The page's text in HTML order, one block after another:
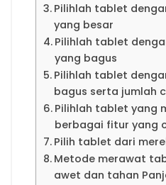
Pilihlah tablet
yang besar
Pilihlah tablet
yang bagus
Pilihlah tablet
bagus serta jumlah
Pilihlah tablet yang
berbagai fitur yang
Pilih tablet dari
Metode merawat
awet dan tahan